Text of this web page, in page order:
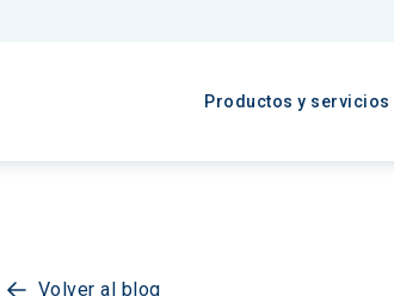
Productos y servicios
Volver al blog